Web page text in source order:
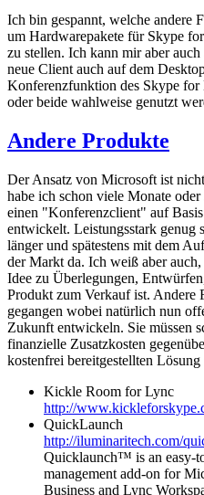
Ich bin gespannt, welche andere
um Hardwarepakete für Skype
zu stellen. Ich kann mir aber
neue Client auch auf dem
Konferenzfunktion des Skype for
oder beide wahlweise genutzt
Andere Produkte
Der Ansatz von Microsoft ist
habe ich schon viele Monate
einen "Konferenzclient" auf
entwickelt. Leistungsstark genug
länger und spätestens mit dem
der Markt da. Ich weiß aber
Idee zu Überlegungen,
Produkt zum Verkauf ist. Andere
gegangen wobei natürlich nun
Zukunft entwickeln. Sie müssen
finanzielle Zusatzkosten
kostenfrei bereitgestellten
Kickle Room for Lync
http://
QuickLaunch
http://iluminaritech.com/
Quicklaunch™ is an easy-
management add-on for
Business and Lync